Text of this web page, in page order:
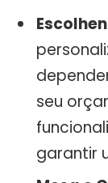
seu
garantir